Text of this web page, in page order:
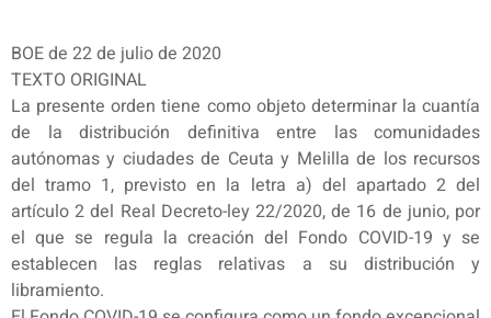
BOE de 22 de julio de 2020
TEXTO ORIGINAL
La presente orden tiene como objeto determinar la cuantía
de la distribución definitiva entre las comunidades
autónomas y ciudades de Ceuta y Melilla de los recursos
del tramo 1, previsto en la letra a) del apartado 2 del
artículo 2 del Real Decreto-ley 22/2020, de 16 de junio, por
el que se regula la creación del Fondo COVID-19 y se
establecen las reglas relativas a su distribución y
libramiento.